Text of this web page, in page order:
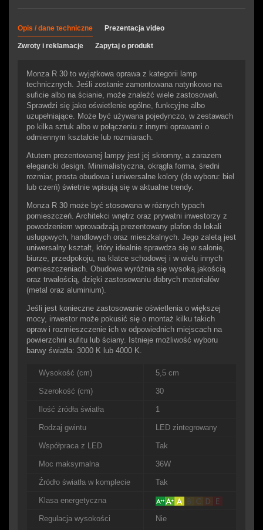
Opis / dane techniczne Prezentacja video
Zwroty i reklamacje Zapytaj o produkt
Monza R 30 to wyjątkowa oprawa z kategorii lamp
technicznych. Jeśli zostanie zamontowana natynkowo na
suficie albo na ścianie, może znaleźć wiele zastosowań.
Sprawdzi się jako oświetlenie ogólne, funkcyjne albo
uzupełniające. Może być używana pojedynczo, w zestawach
po kilka sztuk albo w połączeniu z innymi oprawami o
odmiennym kształcie lub rozmiarach.
Atutem prezentowanej lampy jest jej skromny, a zarazem
elegancki design. Minimalistyczna, okrągła forma, średni
rozmiar, prosta obudowa i uniwersalne kolory (do wyboru: biel
lub czerń) świetnie wpisują się w aktualne trendy.
Monza R 30 może być stosowana w różnych typach
pomieszczeń. Architekci wnętrz oraz prywatni inwestorzy z
powodzeniem wprowadzają prezentowany plafon do lokali
usługowych, handlowych oraz mieszkalnych. Jego zaletą jest
uniwersalny kształt, który idealnie sprawdza się w salonie,
biurze, przedpokoju, na klatce schodowej i w wielu innych
pomieszczeniach. Obudowa wyróżnia się wysoką jakością
oraz trwałością, dzięki zastosowaniu dobrych materiałów
(metal oraz aluminium).
Jeśli jest konieczne zastosowanie oświetlenia o większej
mocy, inwestor może pokusić się o montaż kilku takich
opraw i rozmieszczenie ich w odpowiednich miejscach na
powierzchni sufitu lub ściany. Istnieje możliwość wyboru
barwy światła: 3000 K lub 4000 K.
Wysokość (cm) 5,5 cm
Szerokość (cm) 30
Ilość źródła światła 1
Rodzaj gwintu LED zintegrowany
Współpraca z LED Tak
Moc maksymalna 36W
Źródło światła w komplecie Tak
Klasa energetyczna
Regulacja wysokości Nie